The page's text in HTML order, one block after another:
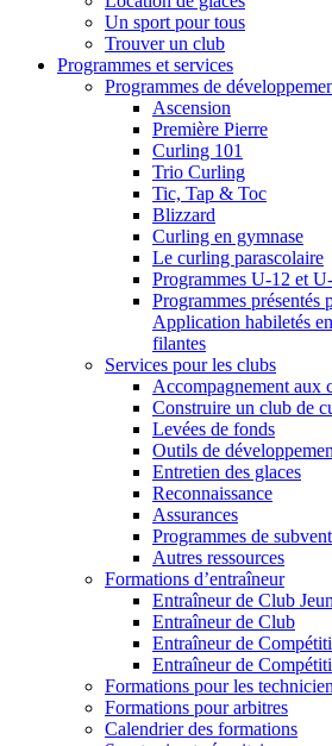
Un sport pour tous
Trouver un club
Programmes et services
Programmes de
Ascension
Première Pierre
Curling 101
Trio Curling
Tic, Tap & Toc
Blizzard
Curling en gymnase
Le curling parascolaire
Programmes U-12 et
Programmes présentés
Application habiletés
filantes
Services pour les clubs
Accompagnement aux
Construire un club de
Levées de fonds
Outils de
Entretien des glaces
Reconnaissance
Assurances
Programmes de
Autres ressources
Formations d’entraîneur
Entraîneur de Club
Entraîneur de Club
Entraîneur de
Entraîneur de
Formations pour les
Formations pour arbitres
Calendrier des formations